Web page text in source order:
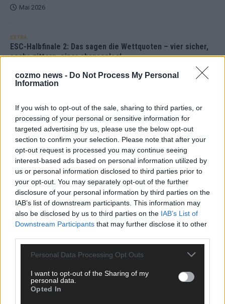
cozmo news - Do Not Process My Personal
Information
If you wish to opt-out of the sale, sharing to third parties, or
processing of your personal or sensitive information for
targeted advertising by us, please use the below opt-out
section to confirm your selection. Please note that after your
opt-out request is processed you may continue seeing
interest-based ads based on personal information utilized by
us or personal information disclosed to third parties prior to
your opt-out. You may separately opt-out of the further
disclosure of your personal information by third parties on the
IAB’s list of downstream participants. This information may
also be disclosed by us to third parties on the IAB’s List of
Downstream Participants that may further disclose it to other
Personal Data Processing Opt Outs
I want to opt-out of the Sharing of my
personal data.
Opted In
Mai 2026
EXTRA
ESC-Halbfinale 2: Das sagen die Wettquoten – vier sicher,
sechs zittern, einer chancenlos!
Wer zahlt, steht im Finale – ist das beim ESC wirklich fair?
Mai 2026
EXTRA
Eurovision Song Contest 2026: Das erste Halbfinale – der
Abend in Bildern
Mai 2026
AD